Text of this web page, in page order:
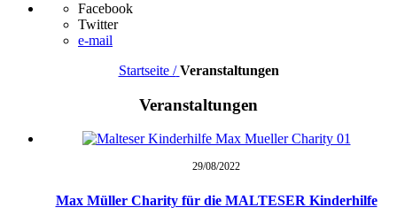
Facebook
Twitter
e-mail
Startseite / Veranstaltungen
Veranstaltungen
29/08/2022
Max Müller Charity für die MALTESER Kinderhilfe